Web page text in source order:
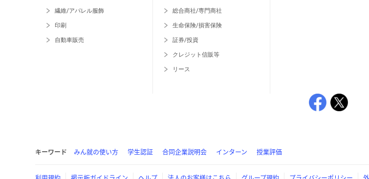
繊維/アパレル服飾
印刷
自動車販売
総合商社/専門商社
生命保険/損害保険
証券/投資
クレジット信販等
リース
キーワード みん就の使い方 学生認証 合同企業説明会 インターン 授業評価